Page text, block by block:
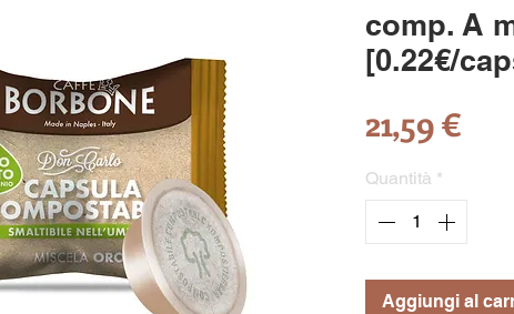
comp. A
[0.22€/
21,59 €
Quantità *
Aggiungi al